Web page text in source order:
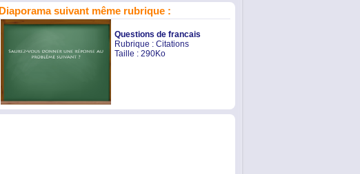
Diaporama suivant même rubrique :
Questions de francais
Rubrique : Citations
Taille : 290Ko